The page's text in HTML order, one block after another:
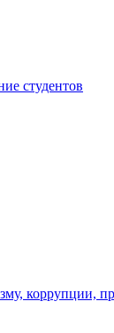
студентов
коррупции,